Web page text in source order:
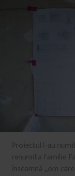
Proiectul l-au
renumita familie
înseamnă „om